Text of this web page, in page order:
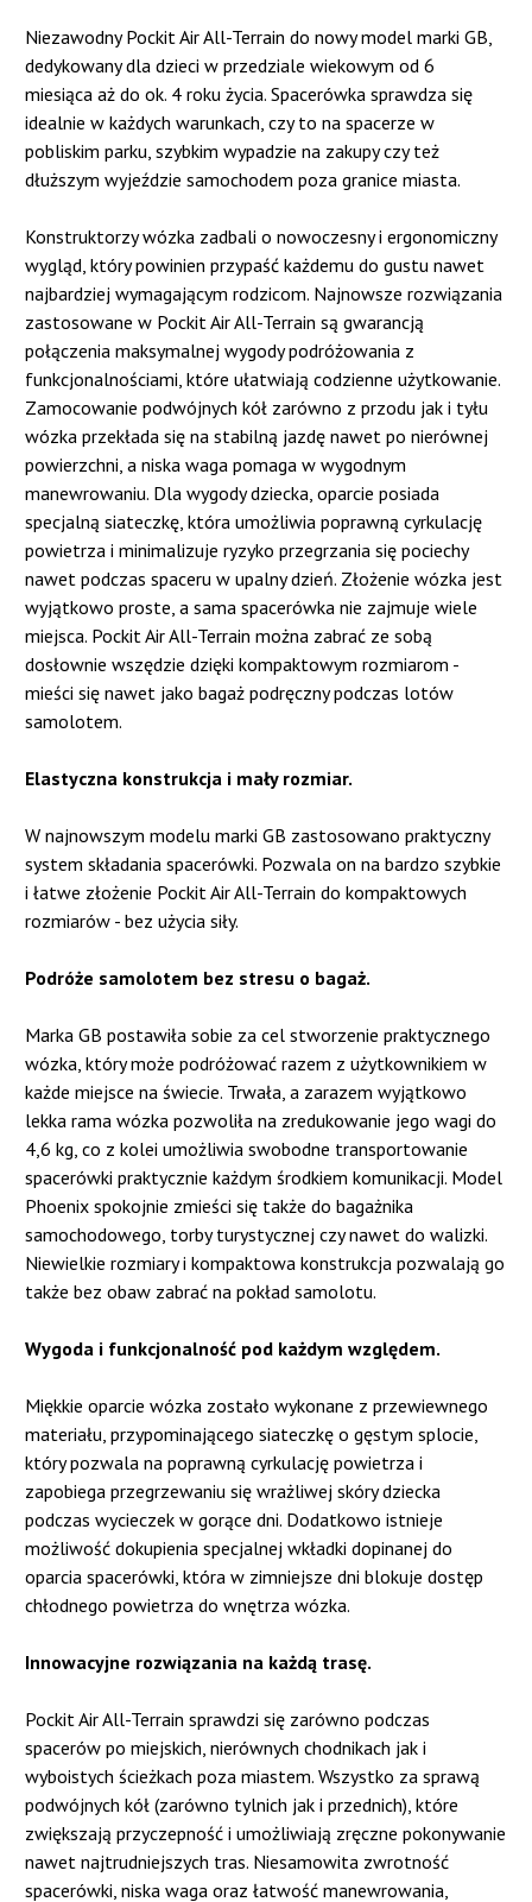
Niezawodny Pockit Air All-Terrain do nowy model marki GB,
dedykowany dla dzieci w przedziale wiekowym od 6
miesiąca aż do ok. 4 roku życia. Spacerówka sprawdza się
idealnie w każdych warunkach, czy to na spacerze w
pobliskim parku, szybkim wypadzie na zakupy czy też
dłuższym wyjeździe samochodem poza granice miasta.
Konstruktorzy wózka zadbali o nowoczesny i ergonomiczny
wygląd, który powinien przypaść każdemu do gustu nawet
najbardziej wymagającym rodzicom. Najnowsze rozwiązania
zastosowane w Pockit Air All-Terrain są gwarancją
połączenia maksymalnej wygody podróżowania z
funkcjonalnościami, które ułatwiają codzienne użytkowanie.
Zamocowanie podwójnych kół zarówno z przodu jak i tyłu
wózka przekłada się na stabilną jazdę nawet po nierównej
powierzchni, a niska waga pomaga w wygodnym
manewrowaniu. Dla wygody dziecka, oparcie posiada
specjalną siateczkę, która umożliwia poprawną cyrkulację
powietrza i minimalizuje ryzyko przegrzania się pociechy
nawet podczas spaceru w upalny dzień. Złożenie wózka jest
wyjątkowo proste, a sama spacerówka nie zajmuje wiele
miejsca. Pockit Air All-Terrain można zabrać ze sobą
dosłownie wszędzie dzięki kompaktowym rozmiarom -
mieści się nawet jako bagaż podręczny podczas lotów
samolotem.
Elastyczna konstrukcja i mały rozmiar.
W najnowszym modelu marki GB zastosowano praktyczny
system składania spacerówki. Pozwala on na bardzo szybkie
i łatwe złożenie Pockit Air All-Terrain do kompaktowych
rozmiarów - bez użycia siły.
Podróże samolotem bez stresu o bagaż.
Marka GB postawiła sobie za cel stworzenie praktycznego
wózka, który może podróżować razem z użytkownikiem w
każde miejsce na świecie. Trwała, a zarazem wyjątkowo
lekka rama wózka pozwoliła na zredukowanie jego wagi do
4,6 kg, co z kolei umożliwia swobodne transportowanie
spacerówki praktycznie każdym środkiem komunikacji. Model
Phoenix spokojnie zmieści się także do bagażnika
samochodowego, torby turystycznej czy nawet do walizki.
Niewielkie rozmiary i kompaktowa konstrukcja pozwalają go
także bez obaw zabrać na pokład samolotu.
Wygoda i funkcjonalność pod każdym względem.
Miękkie oparcie wózka zostało wykonane z przewiewnego
materiału, przypominającego siateczkę o gęstym splocie,
który pozwala na poprawną cyrkulację powietrza i
zapobiega przegrzewaniu się wrażliwej skóry dziecka
podczas wycieczek w gorące dni. Dodatkowo istnieje
możliwość dokupienia specjalnej wkładki dopinanej do
oparcia spacerówki, która w zimniejsze dni blokuje dostęp
chłodnego powietrza do wnętrza wózka.
Innowacyjne rozwiązania na każdą trasę.
Pockit Air All-Terrain sprawdzi się zarówno podczas
spacerów po miejskich, nierównych chodnikach jak i
wyboistych ścieżkach poza miastem. Wszystko za sprawą
podwójnych kół (zarówno tylnich jak i przednich), które
zwiększają przyczepność i umożliwiają zręczne pokonywanie
nawet najtrudniejszych tras. Niesamowita zwrotność
spacerówki, niska waga oraz łatwość manewrowania,